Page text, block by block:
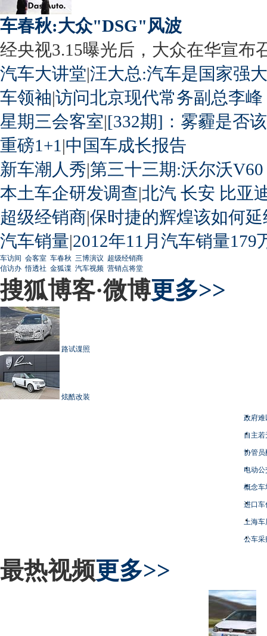
车春秋:大众"DSG"风波
经央视3.15曝光后，大众在华宣布
汽车大讲堂|汪大总:汽车是国家强
车领袖|访问北京现代常务副总李峰
星期三会客室|[332期]：雾霾是否
重磅1+1 |中国车成长报告
新车潮人秀|第三十三期:沃尔沃
本土车企研发调查|北汽 长安 比亚
超级经销商|保时捷的辉煌该如何延
汽车销量|2012年11月汽车销量179
车访间 会客室 车春秋 三博演议 超级经销商
信访办 悟透社 金狐谍 汽车视频 营销点将堂
搜狐博客·微博更多>>
路试谍照
炫酷改装
政府难
自主
协管员
电动
概念车
进口车
上海
公车采
最热视频更多>>